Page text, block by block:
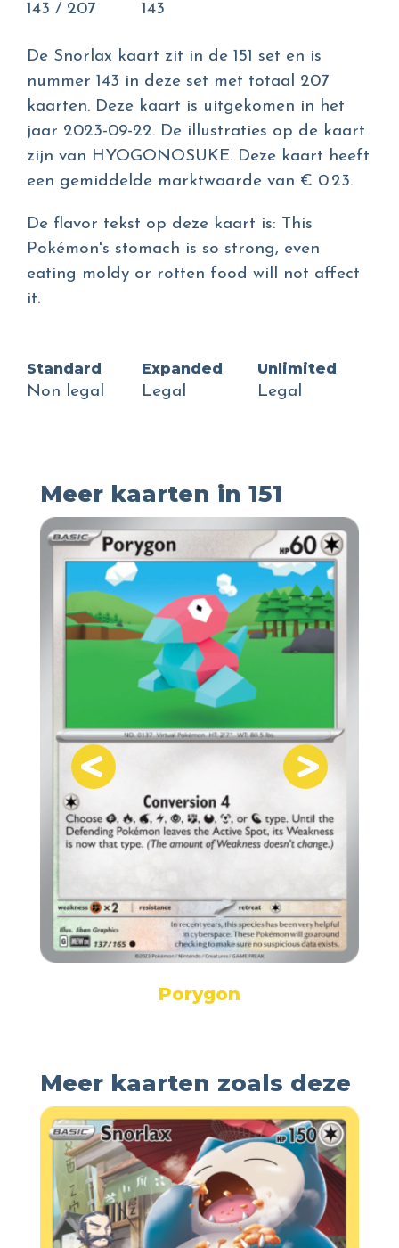
143 / 207
143
De Snorlax kaart zit in de 151 set en is
nummer 143 in deze set met totaal 207
kaarten. Deze kaart is uitgekomen in het
jaar 2023-09-22. De illustraties op de kaart
zijn van HYOGONOSUKE. Deze kaart heeft
een gemiddelde marktwaarde van € 0.23.
De flavor tekst op deze kaart is: This
Pokémon's stomach is so strong, even
eating moldy or rotten food will not affect
it.
Standard
Non legal
Expanded
Legal
Unlimited
Legal
Meer kaarten in 151
Porygon
Meer kaarten zoals deze